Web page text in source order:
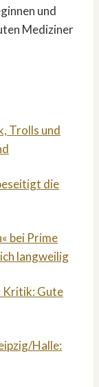
und
Mediziner
Trolls und
die
bei Prime
langweilig
Kritik: Gute
Halle: